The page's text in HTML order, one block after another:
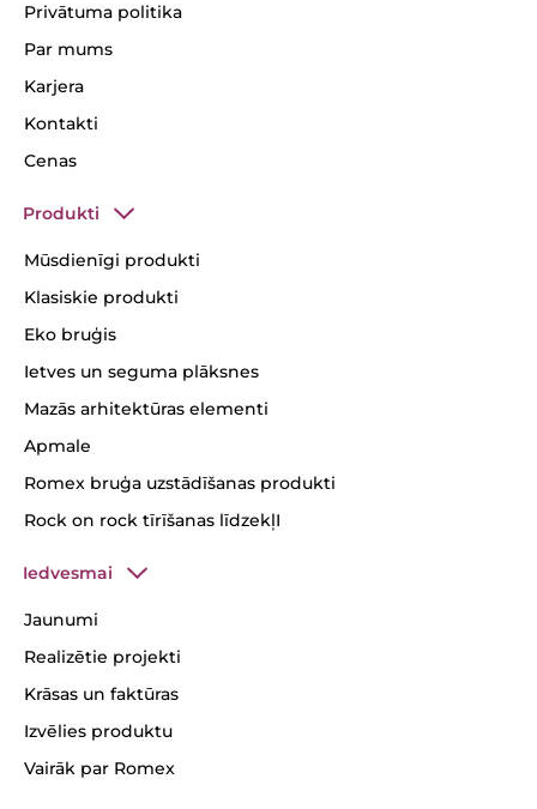
Privātuma politika
Par mums
Karjera
Kontakti
Cenas
Produkti
Mūsdienīgi produkti
Klasiskie produkti
Eko bruģis
Ietves un seguma plāksnes
Mazās arhitektūras elementi
Apmale
Romex bruģa uzstādīšanas produkti
Rock on rock tīrīšanas līdzekļI
Iedvesmai
Jaunumi
Realizētie projekti
Krāsas un faktūras
Izvēlies produktu
Vairāk par Romex